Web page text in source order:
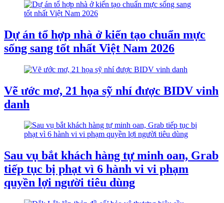
Dự án tổ hợp nhà ở kiến tạo chuẩn mực
sống sang tốt nhất Việt Nam 2026
Vẽ ước mơ, 21 họa sỹ nhí được BIDV vinh
danh
Sau vụ bắt khách hàng tự minh oan, Grab
tiếp tục bị phạt vì 6 hành vi vi phạm
quyền lợi người tiêu dùng